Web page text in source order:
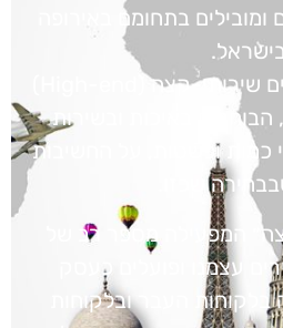
בתחומם באירופה
הבוחרים באיכות ובשירות
כמות ופשטות, על החשיבות
שכזו.
המפעילה מספר רב של
עצמנו ופועלים כעסק
העבר ובלקוחות